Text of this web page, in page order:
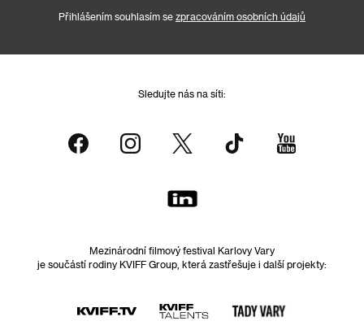
Přihlášením souhlasím se zpracováním osobních údajů
Sledujte nás na síti:
Mezinárodní filmový festival Karlovy Vary
je součástí rodiny KVIFF Group, která zastřešuje i další projekty: